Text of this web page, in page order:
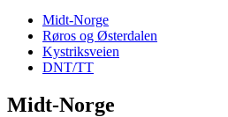
Midt-Norge
Røros og Østerdalen
Kystriksveien
DNT/TT
Midt-Norge